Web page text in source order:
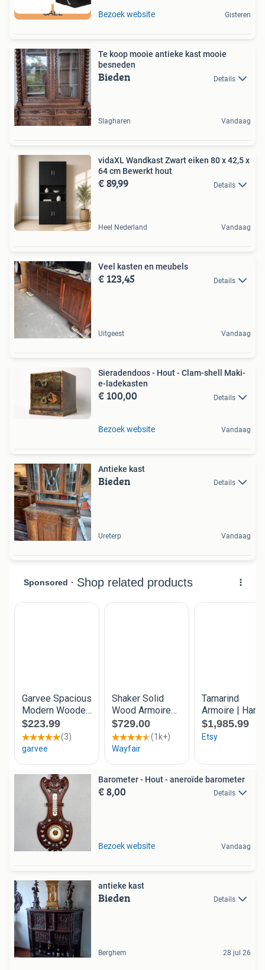
SALE Bezoek website Gisteren
Te koop mooie antieke kast mooie
besneden
Bieden Details
Slagharen Vandaag
vidaXL Wandkast Zwart eiken 80 x 42,5 x
64 cm Bewerkt hout
€ 89,99 Details
Heel Nederland Vandaag
Veel kasten en meubels
€ 123,45 Details
Uitgeest Vandaag
Sieradendoos - Hout - Clam-shell Maki-
e-ladekasten
€ 100,00 Details
Bezoek website Vandaag
Antieke kast
Bieden Details
Ureterp Vandaag
Barometer - Hout - aneroïde barometer
€ 8,00 Details
Bezoek website Vandaag
antieke kast
Bieden Details
Berghem 28 jul 26